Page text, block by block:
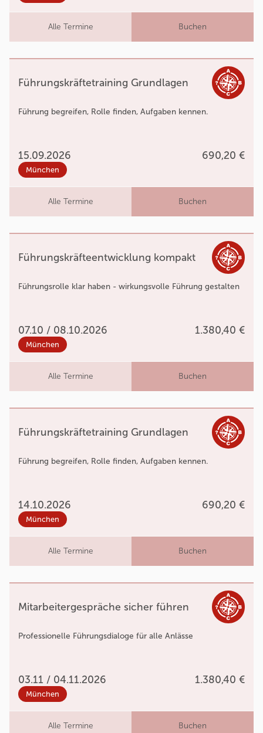
Alle Termine Buchen
Führungskräftetraining Grundlagen
Führung begreifen, Rolle finden, Aufgaben kennen.
15.09.2026 690,20 €
München
Alle Termine Buchen
Führungskräfteentwicklung kompakt
Führungsrolle klar haben - wirkungsvolle Führung gestalten
07.10 / 08.10.2026 1.380,40 €
München
Alle Termine Buchen
Führungskräftetraining Grundlagen
Führung begreifen, Rolle finden, Aufgaben kennen.
14.10.2026 690,20 €
München
Alle Termine Buchen
Mitarbeitergespräche sicher führen
Professionelle Führungsdialoge für alle Anlässe
03.11 / 04.11.2026 1.380,40 €
München
Alle Termine Buchen